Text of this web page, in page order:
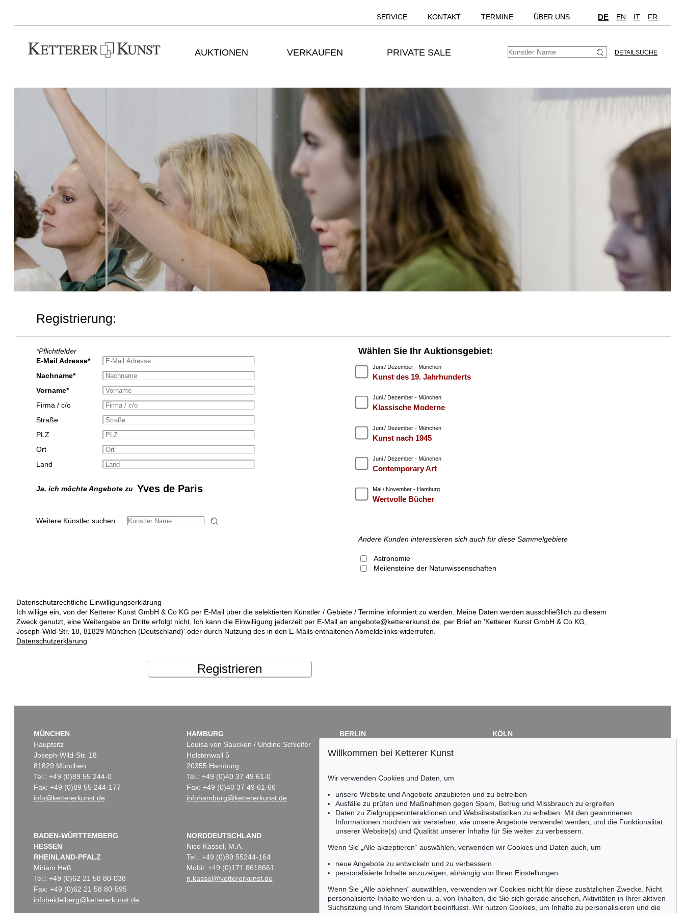
SERVICE KONTAKT TERMINE ÜBER UNS DE EN IT FR
AUKTIONEN VERKAUFEN PRIVATE SALE DETAILSUCHE
Registrierung:
*Pflichtfelder
E-Mail Adresse*
Nachname*
Vorname*
Firma / c/o
Straße
PLZ
Ort
Land
Ja, ich möchte Angebote zu Yves de Paris
Weitere Künstler suchen
Wählen Sie Ihr Auktionsgebiet:
Juni / Dezember - München
Kunst des 19. Jahrhunderts
Juni / Dezember - München
Klassische Moderne
Juni / Dezember - München
Kunst nach 1945
Juni / Dezember - München
Contemporary Art
Mai / November - Hamburg
Wertvolle Bücher
Andere Kunden interessieren sich auch für diese Sammelgebiete
Astronomie
Meilensteine der Naturwissenschaften
Datenschutzrechtliche Einwilligungserklärung
Ich willige ein, von der Ketterer Kunst GmbH & Co KG per E-Mail über die selektierten Künstler / Gebiete / Termine informiert zu werden. Meine Daten werden ausschließlich zu diesem
Zweck genutzt, eine Weitergabe an Dritte erfolgt nicht. Ich kann die Einwilligung jederzeit per E-Mail an angebote@kettererkunst.de, per Brief an 'Ketterer Kunst GmbH & Co KG,
Joseph-Wild-Str. 18, 81829 München (Deutschland)' oder durch Nutzung des in den E-Mails enthaltenen Abmeldelinks widerrufen.
Datenschutzerklärung
Registrieren
MÜNCHEN
Hauptsitz
Joseph-Wild-Str. 18
81829 München
Tel.: +49 (0)89 55 244-0
Fax: +49 (0)89 55 244-177
info@kettererkunst.de
HAMBURG
Louisa von Saucken / Undine Schleifer
Holstenwall 5
20355 Hamburg
Tel.: +49 (0)40 37 49 61-0
Fax: +49 (0)40 37 49 61-66
infohamburg@kettererkunst.de
BERLIN
Fasanenstr. 70
Tel.: +49 (0)30 88 67 53-63
infoberlin@kettererkunst.de
KÖLN
BADEN-WÜRTTEMBERG
HESSEN
RHEINLAND-PFALZ
Miriam Heß
Tel.: +49 (0)62 21 58 80-038
Fax: +49 (0)62 21 58 80-595
infoheidelberg@kettererkunst.de
NORDDEUTSCHLAND
Nico Kassel, M.A.
Tel.: +49 (0)89 55244-164
Mobil: +49 (0)171 8618661
n.kassel@kettererkunst.de
Keine Auktion mehr verpassen!
Wir informieren Sie rechtzeitig.
Jetzt zum Newsletter anmelden >
Willkommen bei Ketterer Kunst
Wir verwenden Cookies und Daten, um
unsere Website und Angebote anzubieten und zu betreiben
Ausfälle zu prüfen und Maßnahmen gegen Spam, Betrug und Missbrauch zu ergreifen
Daten zu Zielgruppeninteraktionen und Websitestatistiken zu erheben. Mit den gewonnenen
Informationen möchten wir verstehen, wie unsere Angebote verwendet werden, und die Funktionalität
unserer Website(s) und Qualität unserer Inhalte für Sie weiter zu verbessern.
Wenn Sie „Alle akzeptieren“ auswählen, verwenden wir Cookies und Daten auch, um
neue Angebote zu entwickeln und zu verbessern
personalisierte Inhalte anzuzeigen, abhängig von Ihren Einstellungen
Wenn Sie „Alle ablehnen“ auswählen, verwenden wir Cookies nicht für diese zusätzlichen Zwecke. Nicht
personalisierte Inhalte werden u. a. von Inhalten, die Sie sich gerade ansehen, Aktivitäten in Ihrer aktiven
Suchsitzung und Ihrem Standort beeinflusst. Wir nutzen Cookies, um Inhalte zu personalisieren und die